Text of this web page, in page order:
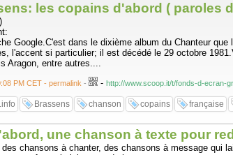
les copains d'abord ( paroles
Google.C'est dans le dixième album du Chanteur
l'accent si particulier; il est décédé le 29 octobre
Aragon, entre autres....
PM CET - permalink - - http://www.scoop.it/t/fonds-d-ecran-
Brassens chanson copains française
une chanson à texte pour
chansons à chanter, des chansons à message qui